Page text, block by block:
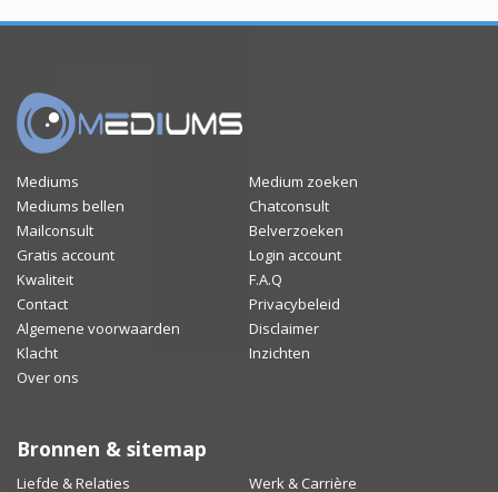
Mediums
Medium zoeken
Mediums bellen
Chatconsult
Mailconsult
Belverzoeken
Gratis account
Login account
Kwaliteit
F.A.Q
Contact
Privacybeleid
Algemene voorwaarden
Disclaimer
Klacht
Inzichten
Over ons
Bronnen & sitemap
Liefde & Relaties Werk & Carrière